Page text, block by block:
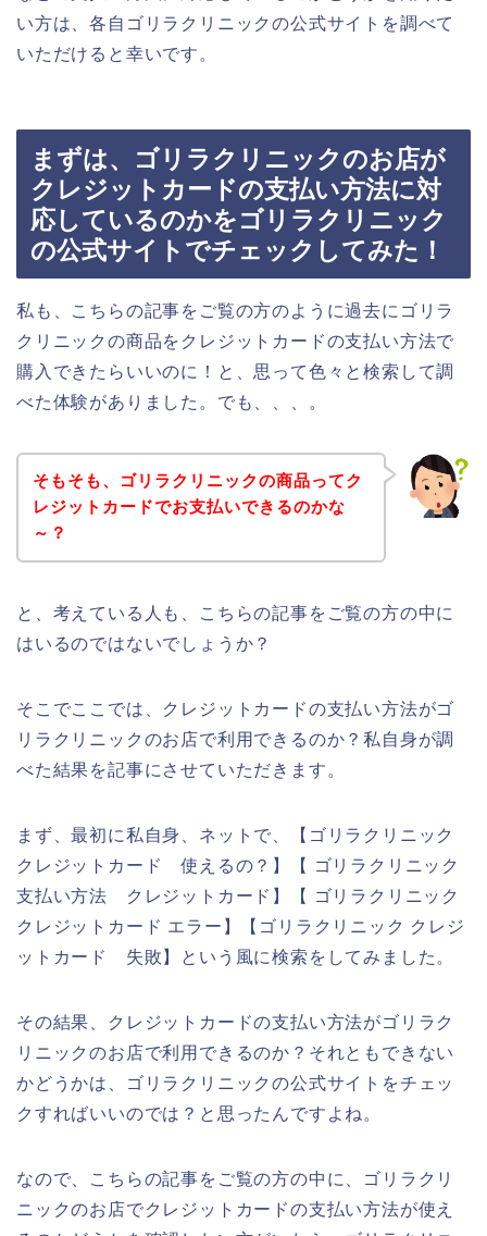
い方は、各自ゴリラクリニックの公式サイトを調べて
いただけると幸いです。
まずは、ゴリラクリニックのお店が
クレジットカードの支払い方法に対
応しているのかをゴリラクリニック
の公式サイトでチェックしてみた！
私も、こちらの記事をご覧の方のように過去にゴリラ
クリニックの商品をクレジットカードの支払い方法で
購入できたらいいのに！と、思って色々と検索して調
べた体験がありました。でも、、、。
そもそも、ゴリラクリニックの商品ってク
レジットカードでお支払いできるのかな
～？
と、考えている人も、こちらの記事をご覧の方の中に
はいるのではないでしょうか？
そこでここでは、クレジットカードの支払い方法がゴ
リラクリニックのお店で利用できるのか？私自身が調
べた結果を記事にさせていただきます。
まず、最初に私自身、ネットで、【ゴリラクリニック
クレジットカード 使えるの？】【 ゴリラクリニック
支払い方法 クレジットカード】【 ゴリラクリニック
クレジットカード エラー】【ゴリラクリニック クレジ
ットカード 失敗】という風に検索をしてみました。
その結果、クレジットカードの支払い方法がゴリラク
リニックのお店で利用できるのか？それともできない
かどうかは、ゴリラクリニックの公式サイトをチェッ
クすればいいのでは？と思ったんですよね。
なので、こちらの記事をご覧の方の中に、ゴリラクリ
ニックのお店でクレジットカードの支払い方法が使え